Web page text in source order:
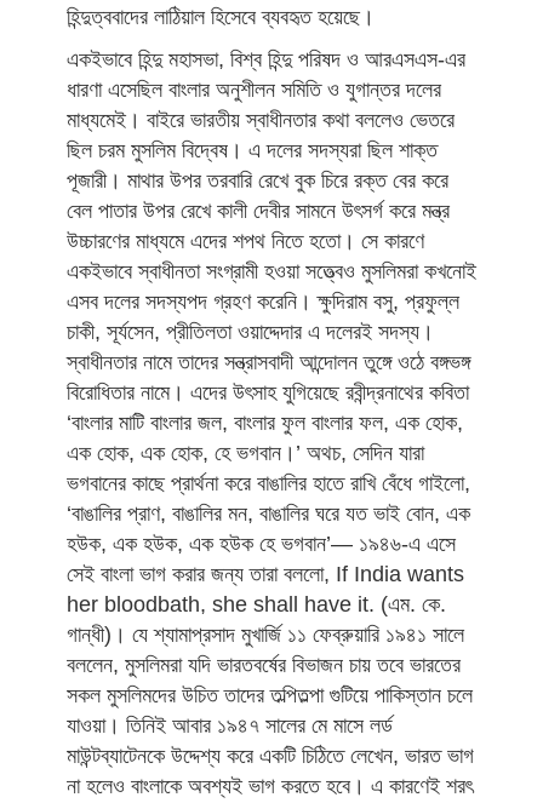
হিন্দুত্ববাদের লাঠিয়াল হিসেবে ব্যবহৃত হয়েছে।
একইভাবে হিন্দু মহাসভা, বিশ্ব হিন্দু পরিষদ ও আরএসএস-এর
ধারণা এসেছিল বাংলার অনুশীলন সমিতি ও যুগান্তর দলের
মাধ্যমেই। বাইরে ভারতীয় স্বাধীনতার কথা বললেও ভেতরে
ছিল চরম মুসলিম বিদ্বেষ। এ দলের সদস্যরা ছিল শাক্ত
পূজারী। মাথার উপর তরবারি রেখে বুক চিরে রক্ত বের করে
বেল পাতার উপর রেখে কালী দেবীর সামনে উৎসর্গ করে মন্ত্র
উচ্চারণের মাধ্যমে এদের শপথ নিতে হতো। সে কারণে
একইভাবে স্বাধীনতা সংগ্রামী হওয়া সত্ত্বেও মুসলিমরা কখনোই
এসব দলের সদস্যপদ গ্রহণ করেনি। ক্ষুদিরাম বসু, প্রফুল্ল
চাকী, সূর্যসেন, প্রীতিলতা ওয়াদ্দেদার এ দলেরই সদস্য।
স্বাধীনতার নামে তাদের সন্ত্রাসবাদী আন্দোলন তুঙ্গে ওঠে বঙ্গভঙ্গ
বিরোধিতার নামে। এদের উৎসাহ যুগিয়েছে রবীন্দ্রনাথের কবিতা
‘বাংলার মাটি বাংলার জল, বাংলার ফুল বাংলার ফল, এক হোক,
এক হোক, এক হোক, হে ভগবান।’ অথচ, সেদিন যারা
ভগবানের কাছে প্রার্থনা করে বাঙালির হাতে রাখি বেঁধে গাইলো,
‘বাঙালির প্রাণ, বাঙালির মন, বাঙালির ঘরে যত ভাই বোন, এক
হউক, এক হউক, এক হউক হে ভগবান’— ১৯৪৬-এ এসে
সেই বাংলা ভাগ করার জন্য তারা বললো, If India wants
her bloodbath, she shall have it. (এম. কে.
গান্ধী)। যে শ্যামাপ্রসাদ মুখার্জি ১১ ফেব্রুয়ারি ১৯৪১ সালে
বললেন, মুসলিমরা যদি ভারতবর্ষের বিভাজন চায় তবে ভারতের
সকল মুসলিমদের উচিত তাদের তল্পিতল্পা গুটিয়ে পাকিস্তান চলে
যাওয়া। তিনিই আবার ১৯৪৭ সালের মে মাসে লর্ড
মাউন্টব্যাটেনকে উদ্দেশ্য করে একটি চিঠিতে লেখেন, ভারত ভাগ
না হলেও বাংলাকে অবশ্যই ভাগ করতে হবে। এ কারণেই শরৎ